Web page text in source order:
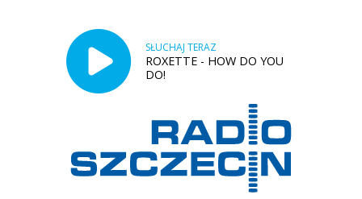
SŁUCHAJ TERAZ
ROXETTE - HOW DO YOU
DO!